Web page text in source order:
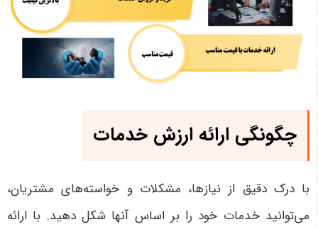
چگونگی ارائه ارزش خدمات
با درک دقیق از نیازها، مشکلات و خواسته‌های مشتریان،
می‌توانید خدمات خود را بر اساس آنها شکل دهید. با ارائه